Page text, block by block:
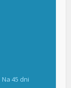
Na 45 dni